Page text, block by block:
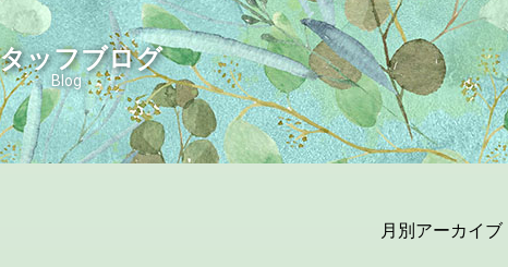
ッフブログ
Blog
月別アーカイブ